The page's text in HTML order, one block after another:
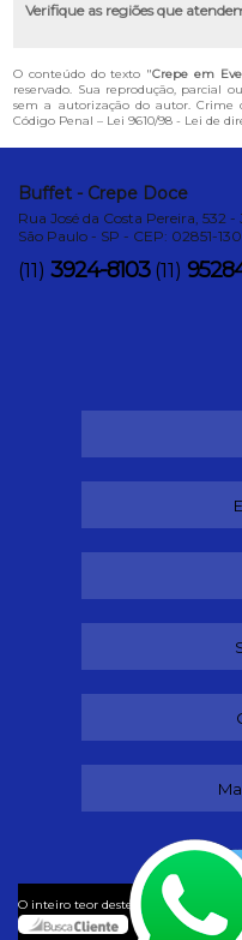
Verifique as regiões que
O conteúdo do texto "Crepe em
reservado. Sua reprodução, parcial
sem a autorização do autor.
Código Penal – Lei 9610/98 - Lei de
Buffet - Crepe Doce
Rua José da Costa Pereira, 532
São Paulo - SP - CEP: 02851-130
(11) 3924-8103 (11)
O inteiro teor deste site está sujeito